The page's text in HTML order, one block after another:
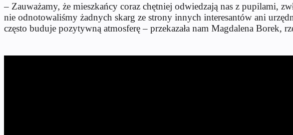
– Zauważamy, że mieszkańcy coraz chętniej odwiedzają nas z pupilami,
nie odnotowaliśmy żadnych skarg ze strony innych interesantów ani
często buduje pozytywną atmosferę – przekazała nam Magdalena Borek,